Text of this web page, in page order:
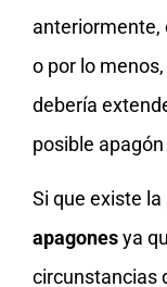
anteriormente,
o por lo menos,
debería
posible
Si que existe la
apagonesya
circunstancias